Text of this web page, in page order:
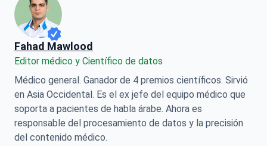
Fahad Mawlood
Editor médico y Científico de datos
Médico general. Ganador de 4 premios científicos. Sirvió
en Asia Occidental. Es el ex jefe del equipo médico que
soporta a pacientes de habla árabe. Ahora es
responsable del procesamiento de datos y la precisión
del contenido médico.